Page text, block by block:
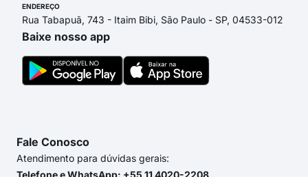
ENDEREÇO
Rua Tabapuã, 743 - Itaim Bibi, São Paulo - SP, 04533-012
Baixe nosso app
Fale Conosco
Atendimento para dúvidas gerais:
Telefone e WhatsApp: +55 11 4020-2208